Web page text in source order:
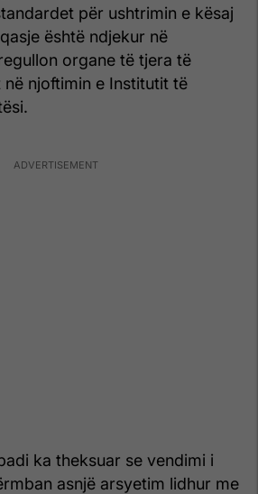
për ushtrimin e kësaj
është ndjekur në
organe të tjera të
në njoftimin e Institutit të
ka theksuar se vendimi i
asnjë arsyetim lidhur me